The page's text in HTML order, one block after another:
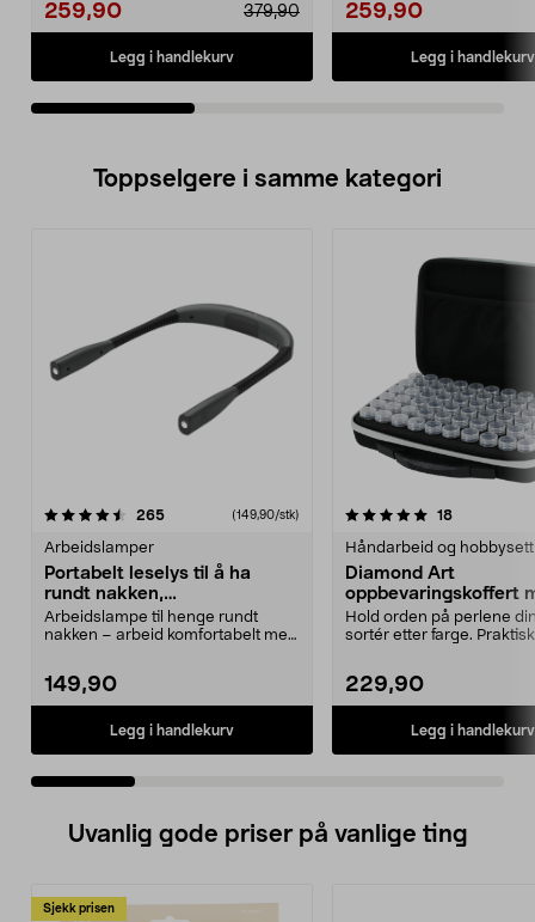
379,90
259,90
Legg i handlekurv
259,90
Legg i handlekurv
Toppselgere i samme kategori
265anmeldelser(149,90/stk)
Arbeidslamper
Portabelt leselys til å ha
rundt nakken,
håndarbeidslampe
Arbeidslampe til henge rundt
nakken – arbeid komfortabelt med
149,90
Legg i handlekurv
5.0 av 5 stjerner 18anmeldelser
Håndarbeid og hobbysett
Diamond Art
oppbevaringskoffert
bokser
Hold orden på perlene
sortér etter farge.
229,90
Legg i handlekurv
4.0 av 5 stjerner
Uvanlig gode priser på vanlige ting
Sjekk prisen